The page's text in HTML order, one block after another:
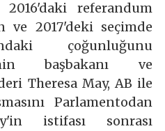
2016'daki referandum
ve 2017'deki seçimde
çoğunluğunu
başbakanı ve
Theresa May, AB ile
Parlamentodan
istifası sonrası